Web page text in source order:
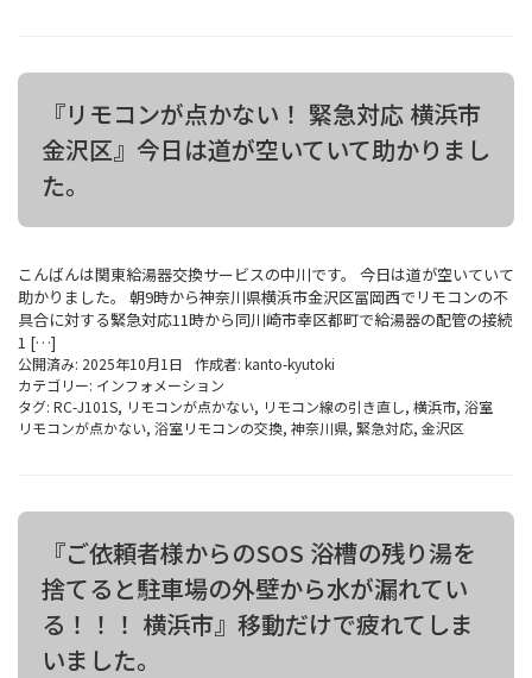
『リモコンが点かない！ 緊急対応 横浜市
金沢区』今日は道が空いていて助かりまし
た。
こんばんは関東給湯器交換サービスの中川です。 今日は道が空いていて
助かりました。 朝9時から神奈川県横浜市金沢区冨岡西でリモコンの不
具合に対する緊急対応11時から同川崎市幸区都町で給湯器の配管の接続
1 […]
公開済み: 2025年10月1日 作成者: kanto-kyutoki
カテゴリー: インフォメーション
タグ: RC-J101S, リモコンが点かない, リモコン線の引き直し, 横浜市, 浴室
リモコンが点かない, 浴室リモコンの交換, 神奈川県, 緊急対応, 金沢区
『ご依頼者様からのSOS 浴槽の残り湯を
捨てると駐車場の外壁から水が漏れてい
る！！！ 横浜市』移動だけで疲れてしま
いました。